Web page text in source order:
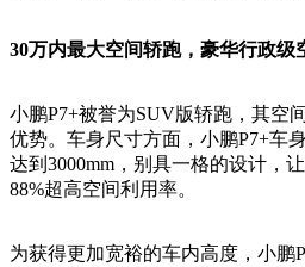
30万内最大空间轿跑，豪华行政级
小鹏P7+被誉为SUV版轿跑，其空
优势。车身尺寸方面，小鹏P7+车
达到3000mm，别具一格的设计，
88%超高空间利用率。
为获得更加宽裕的车内高度，小鹏